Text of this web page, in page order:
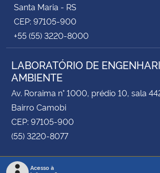
Gabinete de Segurança Institucional
Advocacia-Geral da União
Banco Central do Brasil
Planalto
Santa Maria - RS
CEP: 97105-900
+55 (55) 3220-8000
LABORATÓRIO DE
AMBIENTE
Av. Roraima n° 1000, prédio 10, sala
Bairro Camobi
CEP: 97105-900
(55) 3220-8077
Acesso à